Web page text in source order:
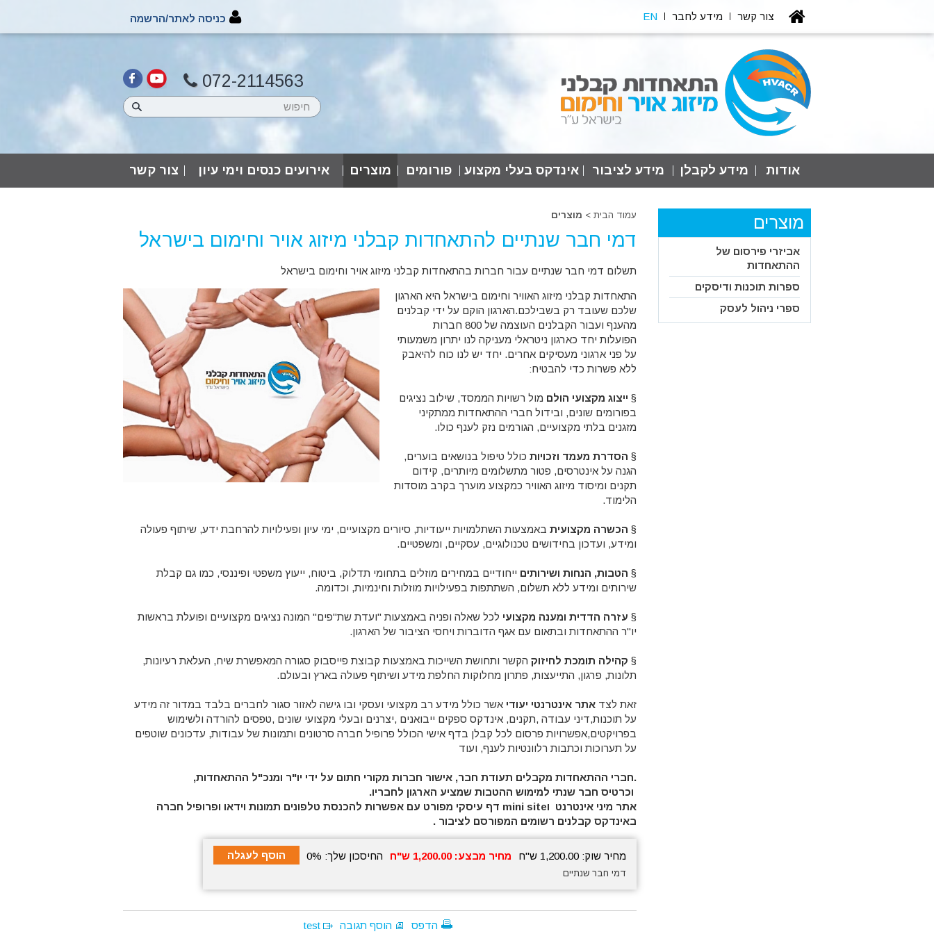
צור קשר מידע לחבר EN כניסה לאתר/הרשמה
072-2114563
אודות מידע לקבלן מידע לציבור אינדקס בעלי מקצוע פורומים מוצרים אירועים כנסים וימי עיון צור קשר
עמוד הבית > מוצרים
דמי חבר שנתיים להתאחדות קבלני מיזוג אויר וחימום בישראל
תשלום דמי חבר שנתיים עבור חברות בהתאחדות קבלני מיזוג אויר וחימום בישראל
התאחדות קבלני מיזוג האוויר וחימום בישראל היא הארגון
שלכם שעובד רק בשבילכם.הארגון הוקם על ידי קבלנים
מהענף ועבור הקבלנים העוצמה של 800 חברות
הפועלות יחד כארגון ניטראלי מעניקה לנו יתרון משמעותי
על פני ארגוני מעסיקים אחרים. יחד יש לנו כוח להיאבק
ללא פשרות כדי להבטיח:
§ ייצוג מקצועי הולם מול רשויות הממסד, שילוב נציגים
בפורומים שונים, ובידול חברי ההתאחדות ממתקיני
מזגנים בלתי מקצועיים, הגורמים נזק לענף כולו.
§ הסדרת מעמד וזכויות כולל טיפול בנושאים בוערים,
הגנה על אינטרסים, פטור מתשלומים מיותרים, קידום
תקנים ומיסוד מיזוג האוויר כמקצוע מוערך בקרב מוסדות
הלימוד.
§ הכשרה מקצועית באמצעות השתלמויות ייעודיות, סיורים מקצועיים, ימי עיון ופעילויות להרחבת ידע, שיתוף פעולה
ומידע, ועדכון בחידושים טכנולוגיים, עסקיים, ומשפטיים.
§ הטבות, הנחות ושירותים ייחודיים במחירים מוזלים בתחומי תדלוק, ביטוח, ייעוץ משפטי ופיננסי, כמו גם קבלת
שירותים ומידע ללא תשלום, השתתפות בפעילויות מוזלות וחינמיות, וכדומה.
§ עזרה הדדית ומענה מקצועי לכל שאלה ופניה באמצעות "ועדת שת"פים" המונה נציגים מקצועיים ופועלת בראשות
יו"ר ההתאחדות ובתאום עם אגף הדוברות ויחסי הציבור של הארגון.
§ קהילה תומכת לחיזוק הקשר ותחושת השייכות באמצעות קבוצת פייסבוק סגורה המאפשרת שיח, העלאת רעיונות,
תלונות, פרגון, התייעצות, פתרון מחלוקות החלפת מידע ושיתוף פעולה בארץ ובעולם.
זאת לצדאתר אינטרנטי יעודי אשר כולל מידע רב מקצועי ועסקי ובו גישה לאזור סגור לחברים בלבד במדור זה מידע
על תוכנות,דיני עבודה ,תקנים, אינדקס ספקים ייבואנים ,יצרנים ובעלי מקצועי שונים ,טפסים להורדה ולשימוש
בפרויקטים,אפשרויות פרסום לכל קבלן בדף אישי הכולל פרופיל חברה סרטונים ותמונות של עבודות, עדכונים שוטפים
על תערוכות וכתבות רלוונטיות לענף, ועוד
.חברי ההתאחדות מקבלים תעודת חבר, אישור חברות מקורי חתום על ידי יו"ר ומנכ"ל ההתאחדות,
וכרטיס חבר שנתי למימוש ההטבות שמציע הארגון לחבריו.
אתר מיני אינטרנט וmini site דף עיסקי מפורט עם אפשרות להכנסת טלפונים תמונות וידאו ופרופיל חברה
באינדקס קבלנים רשומים המפורסם לציבור .
מחיר שוק: 1,200.00 ש"ח מחיר מבצע: 1,200.00 ש"ח החיסכון שלך: 0%
דמי חבר שנתיים
הדפס הוסף תגובה test
מוצרים
אביזרי פירסום של
ההתאחדות
ספרות תוכנות ודיסקים
ספרי ניהול לעסק